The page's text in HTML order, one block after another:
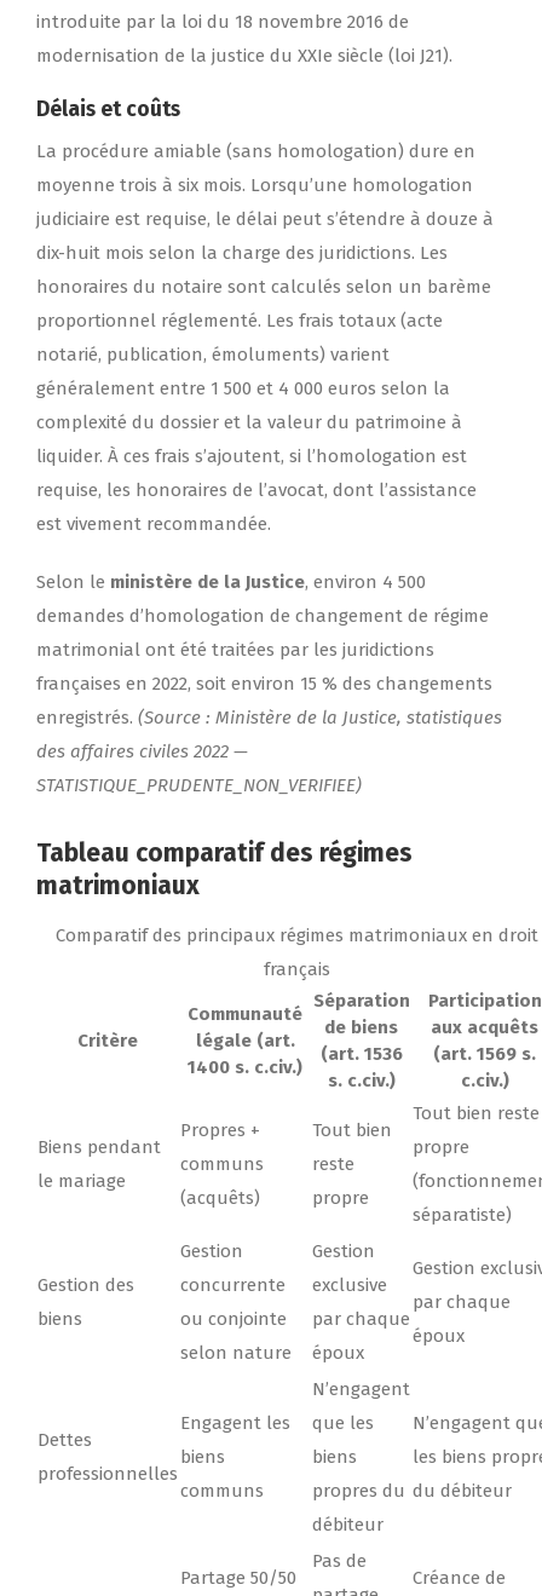
introduite par la loi du 18 novembre 2016 de
modernisation de la justice du XXIe siècle (loi J21).
Délais et coûts
La procédure amiable (sans homologation) dure en
moyenne trois à six mois. Lorsqu’une homologation
judiciaire est requise, le délai peut s’étendre à douze à
dix-huit mois selon la charge des juridictions. Les
honoraires du notaire sont calculés selon un barème
proportionnel réglementé. Les frais totaux (acte
notarié, publication, émoluments) varient
généralement entre 1 500 et 4 000 euros selon la
complexité du dossier et la valeur du patrimoine à
liquider. À ces frais s’ajoutent, si l’homologation est
requise, les honoraires de l’avocat, dont l’assistance
est vivement recommandée.
Selon le ministère de la Justice, environ 4 500
demandes d’homologation de changement de régime
matrimonial ont été traitées par les juridictions
françaises en 2022, soit environ 15 % des changements
enregistrés. (Source : Ministère de la Justice, statistiques
des affaires civiles 2022 —
STATISTIQUE_PRUDENTE_NON_VERIFIEE)
Tableau comparatif des régimes
matrimoniaux
Comparatif des principaux régimes matrimoniaux en droit
français
Critère
Communauté
légale (art.
1400 s. c.civ.)
Séparation
de biens
(art. 1536
s. c.civ.)
Participation
aux acquêts
(art. 1569 s.
c.civ.)
Biens pendant
le mariage
Propres +
communs
(acquêts)
Tout bien
reste
propre
Tout bien reste
propre
séparatiste)
Gestion des
biens
Gestion
concurrente
ou conjointe
selon nature
Gestion
exclusive
par chaque
époux
Gestion
par chaque
époux
Dettes
professionnelles
Engagent les
biens
communs
N’engagent
que les
biens
propres du
débiteur
N’engagent
les biens
du débiteur
Partage 50/50
Pas de
Créance de